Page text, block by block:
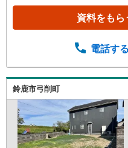
資料をもら
電話する
鈴鹿市弓削町